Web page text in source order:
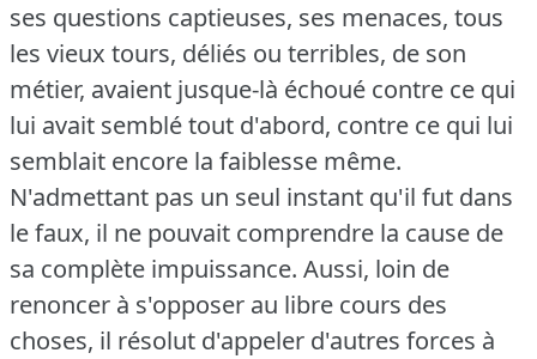
ses questions captieuses, ses menaces, tous
les vieux tours, déliés ou terribles, de son
métier, avaient jusque-là échoué contre ce qui
lui avait semblé tout d'abord, contre ce qui lui
semblait encore la faiblesse même.
N'admettant pas un seul instant qu'il fut dans
le faux, il ne pouvait comprendre la cause de
sa complète impuissance. Aussi, loin de
renoncer à s'opposer au libre cours des
choses, il résolut d'appeler d'autres forces à